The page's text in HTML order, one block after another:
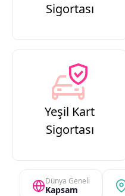
Sigortası
Yeşil Kart
Sigortası
Dünya Geneli
Kapsam